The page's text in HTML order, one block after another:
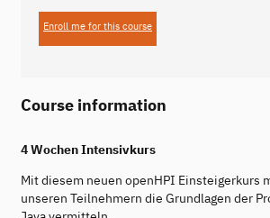
Enroll me for this course
Course information
4 Wochen Intensivkurs
Mit diesem neuen openHPI Einsteigerkurs
unseren Teilnehmern die Grundlagen der